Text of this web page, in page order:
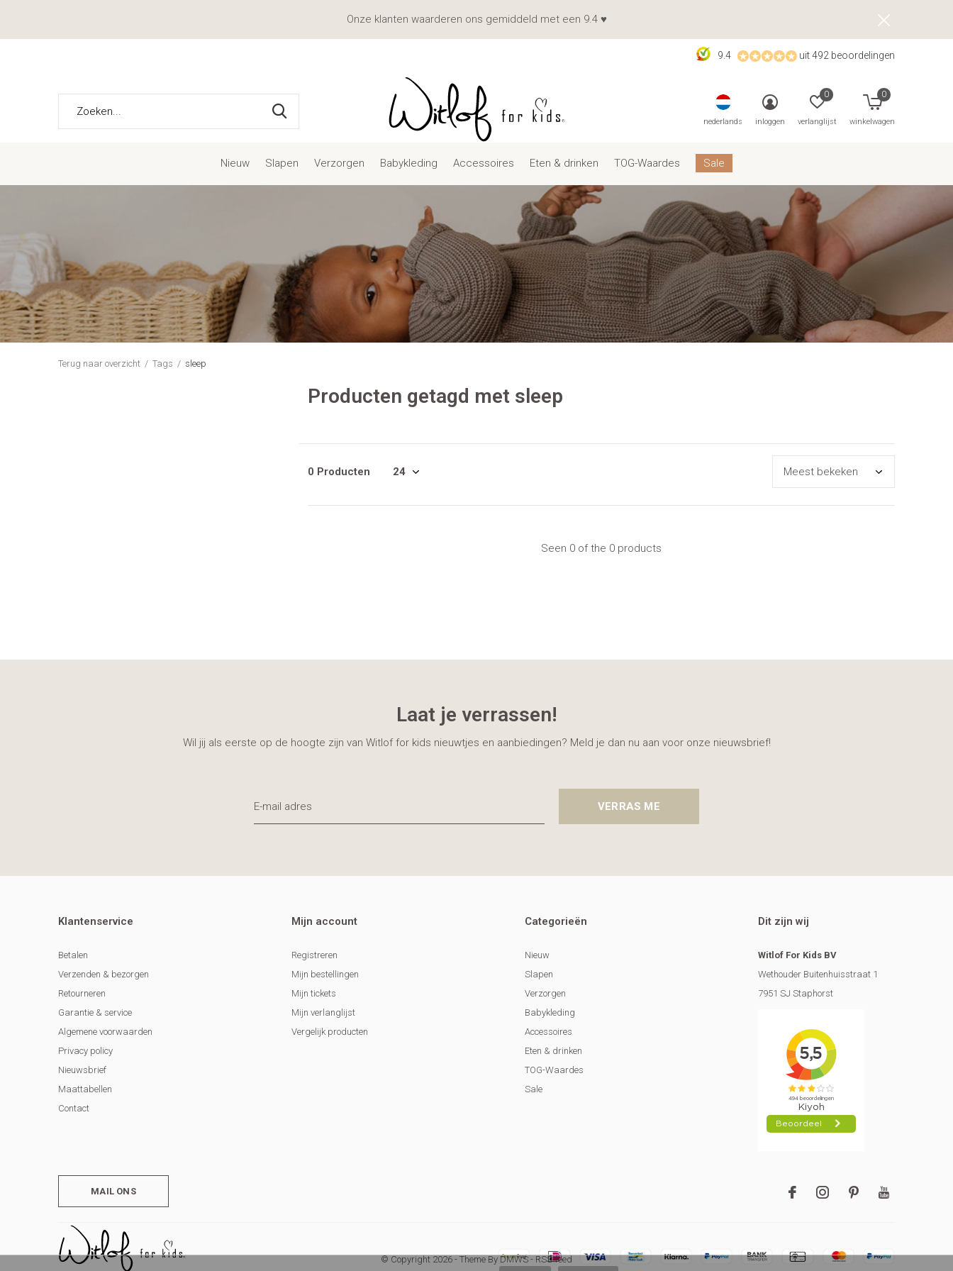
Nieuw Slapen Verzorgen Babykleding Accessoires Eten & drinken TOG-Waardes Sale
nederlands inloggen verlanglijst
0
winkelwagen
0
9.4 uit 492 beoordelingen
Onze klanten waarderen ons gemiddeld met een 9.4 ♥
Terug naar overzicht Tags sleep
Producten getagd met sleep
0 Producten
Seen 0 of the 0 products
Laat je verrassen!
Wil jij als eerste op de hoogte zijn van Witlof for kids nieuwtjes en aanbiedingen? Meld je dan nu aan voor onze nieuwsbrief!
VERRAS ME
Klantenservice
Betalen
Verzenden & bezorgen
Retourneren
Garantie & service
Algemene voorwaarden
Privacy policy
Nieuwsbrief
Maattabellen
Contact
Mijn account
Registreren
Mijn bestellingen
Mijn tickets
Mijn verlanglijst
Vergelijk producten
Categorieën
Nieuw
Slapen
Verzorgen
Babykleding
Accessoires
Eten & drinken
TOG-Waardes
Sale
Dit zijn wij
Witlof For Kids BV
Wethouder Buitenhuisstraat 1
7951 SJ Staphorst
MAIL ONS
© Copyright 2026 - Theme By DMWS - RSS-feed